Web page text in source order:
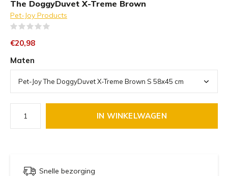
The DoggyDuvet X-Treme Brown
Pet-Joy Products
€20,98
Maten
IN WINKELWAGEN
Snelle bezorging